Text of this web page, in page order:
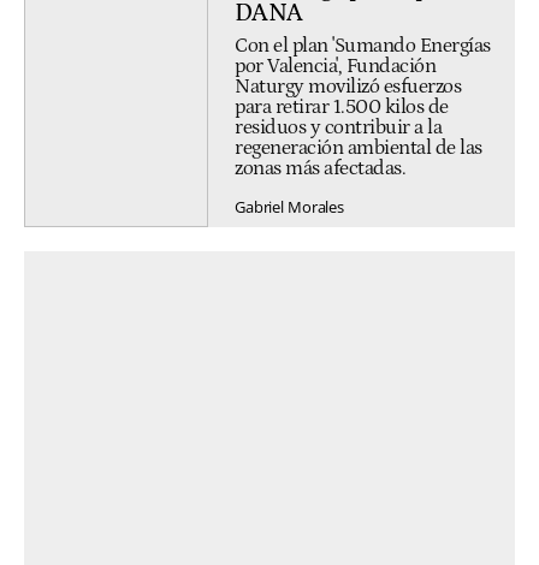
DANA
Con el plan 'Sumando Energías
por Valencia', Fundación
Naturgy movilizó esfuerzos
para retirar 1.500 kilos de
residuos y contribuir a la
regeneración ambiental de las
zonas más afectadas.
Gabriel Morales